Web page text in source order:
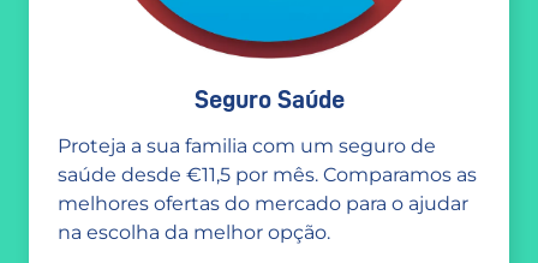
Seguro Saúde
Proteja a sua familia com um seguro de
saúde desde €11,5 por mês. Comparamos as
melhores ofertas do mercado para o ajudar
na escolha da melhor opção.